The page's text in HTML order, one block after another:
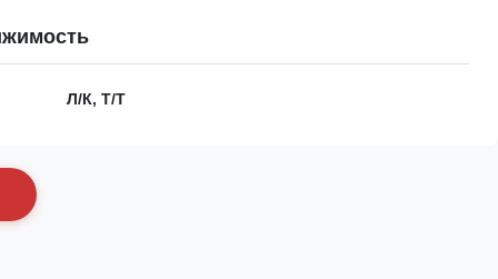
Л/К, Т/Т